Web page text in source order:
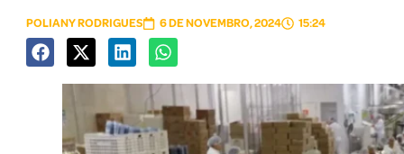
POLIANY RODRIGUES 6 DE NOVEMBRO, 2024 15:24